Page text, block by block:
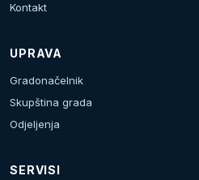
Kontakt
UPRAVA
Gradonačelnik
Skupština grada
Odjeljenja
SERVISI